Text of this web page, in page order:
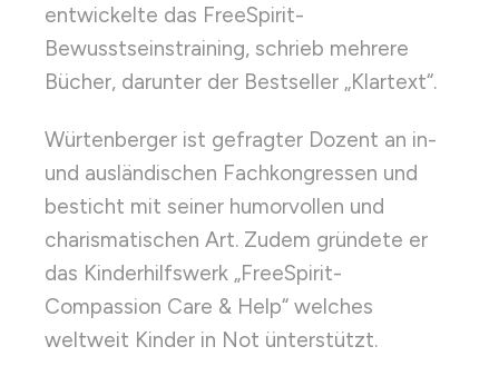
entwickelte das FreeSpirit-
Bewusstseinstraining, schrieb mehrere
Bücher, darunter der Bestseller „Klartext“.
Würtenberger ist gefragter Dozent an in-
und ausländischen Fachkongressen und
besticht mit seiner humorvollen und
charismatischen Art. Zudem gründete er
das Kinderhilfswerk „FreeSpirit-
Compassion Care & Help“ welches
weltweit Kinder in Not ünterstützt.